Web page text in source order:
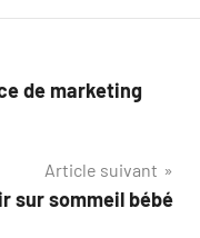
de marketing
Article suivant
sur sommeil bébé